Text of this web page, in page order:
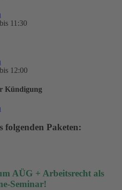
11:30
12:00
Kündigung
folgenden Paketen:
AÜG + Arbeitsrecht als
Seminar!